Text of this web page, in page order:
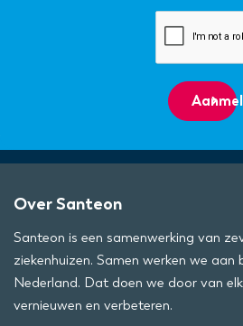
Over Santeon
Santeon is een samenwerking van
ziekenhuizen. Samen werken we aan
Nederland. Dat doen we door van
vernieuwen en verbeteren.